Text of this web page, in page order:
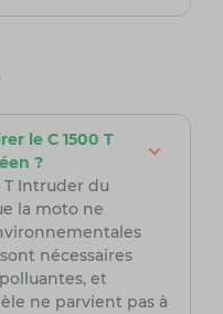
le C 1500 T
?
T Intruder du
la moto ne
nécessaires
et
ne parvient pas à